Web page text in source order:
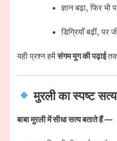
ज्ञान बढ़ा, फिर भी
डिग्रियाँ बढ़ीं, पर
यही प्रश्न हमेंसंगम युग की पढ़ाई
मुरली का स्पष्ट सत्य
बाबा मुरली में सीधा सत्य बताते हैं —